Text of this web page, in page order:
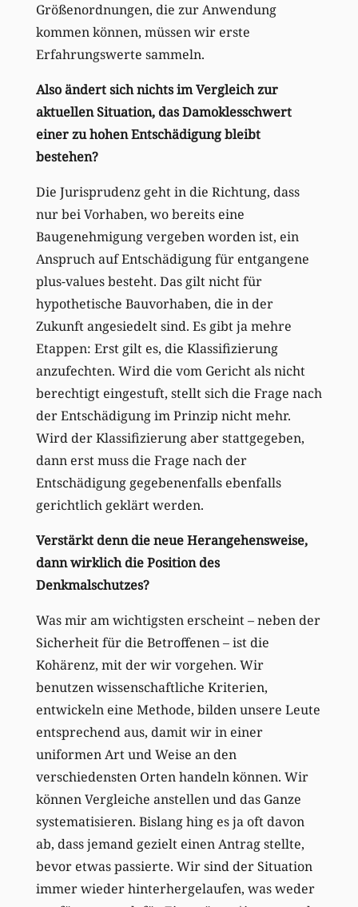
Größenordnungen, die zur Anwendung
kommen können, müssen wir erste
Erfahrungswerte sammeln.
Also ändert sich nichts im Vergleich zur
aktuellen Situation, das Damoklesschwert
einer zu hohen Entschädigung bleibt
bestehen?
Die Jurisprudenz geht in die Richtung, dass
nur bei Vorhaben, wo bereits eine
Baugenehmigung vergeben worden ist, ein
Anspruch auf Entschädigung für entgangene
plus-values besteht. Das gilt nicht für
hypothetische Bauvorhaben, die in der
Zukunft angesiedelt sind. Es gibt ja mehre
Etappen: Erst gilt es, die Klassifizierung
anzufechten. Wird die vom Gericht als nicht
berechtigt eingestuft, stellt sich die Frage nach
der Entschädigung im Prinzip nicht mehr.
Wird der Klassifizierung aber stattgegeben,
dann erst muss die Frage nach der
Entschädigung gegebenenfalls ebenfalls
gerichtlich geklärt werden.
Verstärkt denn die neue Herangehensweise,
dann wirklich die Position des
Denkmalschutzes?
Was mir am wichtigsten erscheint – neben der
Sicherheit für die Betroffenen – ist die
Kohärenz, mit der wir vorgehen. Wir
benutzen wissenschaftliche Kriterien,
entwickeln eine Methode, bilden unsere Leute
entsprechend aus, damit wir in einer
uniformen Art und Weise an den
verschiedensten Orten handeln können. Wir
können Vergleiche anstellen und das Ganze
systematisieren. Bislang hing es ja oft davon
ab, dass jemand gezielt einen Antrag stellte,
bevor etwas passierte. Wir sind der Situation
immer wieder hinterhergelaufen, was weder